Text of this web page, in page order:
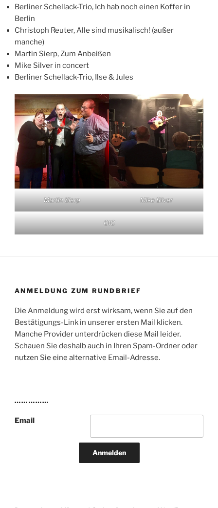
Berliner Schellack-Trio, Ich hab noch einen Koffer in
Berlin
Christoph Reuter, Alle sind musikalisch! (außer
manche)
Martin Sierp, Zum Anbeißen
Mike Silver in concert
Berliner Schellack-Trio, Ilse & Jules
Martin Sierp Mike Silver
OIC
ANMELDUNG ZUM RUNDBRIEF
Die Anmeldung wird erst wirksam, wenn Sie auf den
Bestätigungs-Link in unserer ersten Mail klicken.
Manche Provider unterdrücken diese Mail leider.
Schauen Sie deshalb auch in Ihren Spam-Ordner oder
nutzen Sie eine alternative Email-Adresse.
……………
Email
Anmelden